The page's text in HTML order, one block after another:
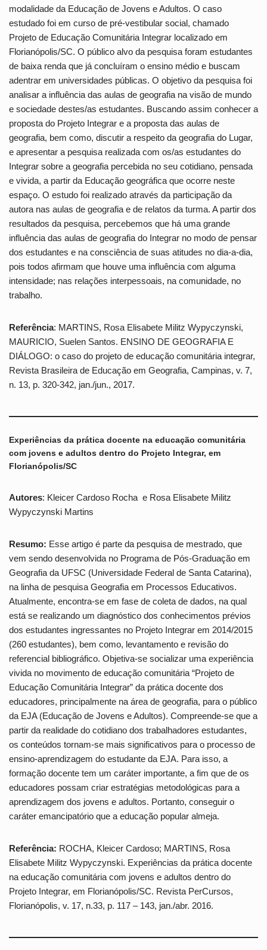
modalidade da Educação de Jovens e Adultos. O caso
estudado foi em curso de pré-vestibular social, chamado
Projeto de Educação Comunitária Integrar localizado em
Florianópolis/SC. O público alvo da pesquisa foram estudantes
de baixa renda que já concluíram o ensino médio e buscam
adentrar em universidades públicas. O objetivo da pesquisa foi
analisar a influência das aulas de geografia na visão de mundo
e sociedade destes/as estudantes. Buscando assim conhecer a
proposta do Projeto Integrar e a proposta das aulas de
geografia, bem como, discutir a respeito da geografia do Lugar,
e apresentar a pesquisa realizada com os/as estudantes do
Integrar sobre a geografia percebida no seu cotidiano, pensada
e vivida, a partir da Educação geográfica que ocorre neste
espaço. O estudo foi realizado através da participação da
autora nas aulas de geografia e de relatos da turma. A partir dos
resultados da pesquisa, percebemos que há uma grande
influência das aulas de geografia do Integrar no modo de pensar
dos estudantes e na consciência de suas atitudes no dia-a-dia,
pois todos afirmam que houve uma influência com alguma
intensidade; nas relações interpessoais, na comunidade, no
trabalho.
Referência: MARTINS, Rosa Elisabete Militz Wypyczynski,
MAURICIO, Suelen Santos. ENSINO DE GEOGRAFIA E
DIÁLOGO: o caso do projeto de educação comunitária integrar,
Revista Brasileira de Educação em Geografia, Campinas, v. 7,
n. 13, p. 320-342, jan./jun., 2017.
Experiências da prática docente na educação comunitária
com jovens e adultos dentro do Projeto Integrar, em
Florianópolis/SC
Autores: Kleicer Cardoso Rocha e Rosa Elisabete Militz
Wypyczynski Martins
Resumo: Esse artigo é parte da pesquisa de mestrado, que
vem sendo desenvolvida no Programa de Pós-Graduação em
Geografia da UFSC (Universidade Federal de Santa Catarina),
na linha de pesquisa Geografia em Processos Educativos.
Atualmente, encontra-se em fase de coleta de dados, na qual
está se realizando um diagnóstico dos conhecimentos prévios
dos estudantes ingressantes no Projeto Integrar em 2014/2015
(260 estudantes), bem como, levantamento e revisão do
referencial bibliográfico. Objetiva-se socializar uma experiência
vivida no movimento de educação comunitária “Projeto de
Educação Comunitária Integrar” da prática docente dos
educadores, principalmente na área de geografia, para o público
da EJA (Educação de Jovens e Adultos). Compreende-se que a
partir da realidade do cotidiano dos trabalhadores estudantes,
os conteúdos tornam-se mais significativos para o processo de
ensino-aprendizagem do estudante da EJA. Para isso, a
formação docente tem um caráter importante, a fim que de os
educadores possam criar estratégias metodológicas para a
aprendizagem dos jovens e adultos. Portanto, conseguir o
caráter emancipatório que a educação popular almeja.
Referência: ROCHA, Kleicer Cardoso; MARTINS, Rosa
Elisabete Militz Wypyczynski. Experiências da prática docente
na educação comunitária com jovens e adultos dentro do
Projeto Integrar, em Florianópolis/SC. Revista PerCursos,
Florianópolis, v. 17, n.33, p. 117 – 143, jan./abr. 2016.